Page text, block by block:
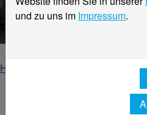
oder vor Ort
Home
und zu uns im Impressum.